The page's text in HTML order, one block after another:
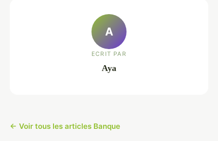
A
ECRIT PAR
Aya
← Voir tous les articles Banque